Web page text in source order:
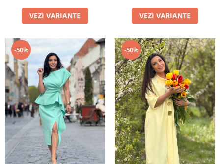
VEZI VARIANTE VEZI VARIANTE
-50% -50%